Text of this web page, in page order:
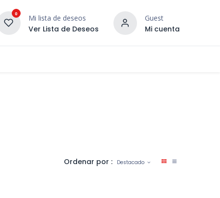
0 Mi lista de deseos
Ver Lista de Deseos
Guest
Mi cuenta
¡DESCUBRE NUESTRO
Ordenar por : Destacado